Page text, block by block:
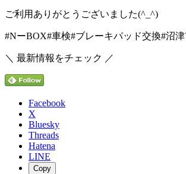
ご利用ありがとうございました(^_^)
#NーBOX#車検#ブレーキパッド交換#沼
＼ 最新情報をチェック ／
Facebook
X
Bluesky
Threads
Hatena
LINE
Copy